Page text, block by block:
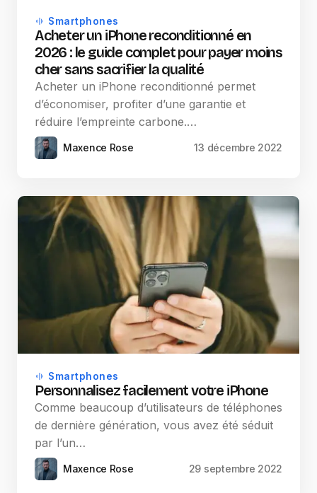
Smartphones
Acheter un iPhone reconditionné en
2026 : le guide complet pour payer moins
cher sans sacrifier la qualité
Acheter un iPhone reconditionné permet
d’économiser, profiter d’une garantie et
réduire l’empreinte carbone.…
Maxence Rose 13 décembre 2022
Smartphones
Personnalisez facilement votre iPhone
Comme beaucoup d’utilisateurs de téléphones
de dernière génération, vous avez été séduit
par l’un…
Maxence Rose 29 septembre 2022